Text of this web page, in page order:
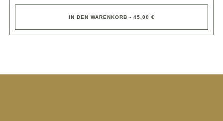
IN DEN WARENKORB - 45,00 €